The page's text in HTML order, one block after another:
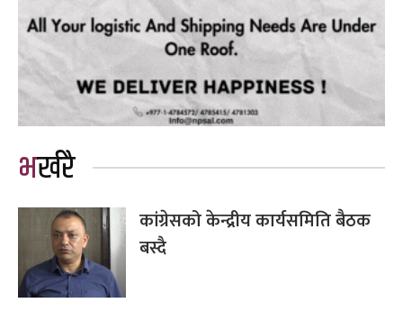
भर्खरै
कांग्रेसको केन्द्रीय कार्यसमिति बैठक
बस्दै